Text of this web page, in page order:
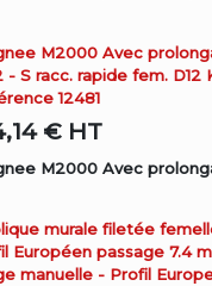
M2000 Avec
- S racc. rapide fem. D12
12481
€ HT
M2000 Avec
murale filetée
Européen passage 7.4
manuelle - Profil